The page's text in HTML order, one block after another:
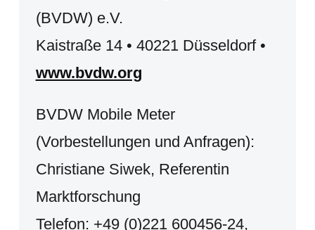
(BVDW) e.V.
Kaistraße 14 • 40221 Düsseldorf •
www.bvdw.org
BVDW Mobile Meter
(Vorbestellungen und Anfragen):
Christiane Siwek, Referentin
Marktforschung
Telefon: +49 (0)221 600456-24,